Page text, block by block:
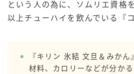
クリアクーラー
FRUITZER (フルーツァー）
濃いめのレモンサワー
という人の為に、ソムリエ資格
以上チューハイを飲んでいる『
『キリン 氷結 文旦＆みかん
材料、カロリーなどが分かる